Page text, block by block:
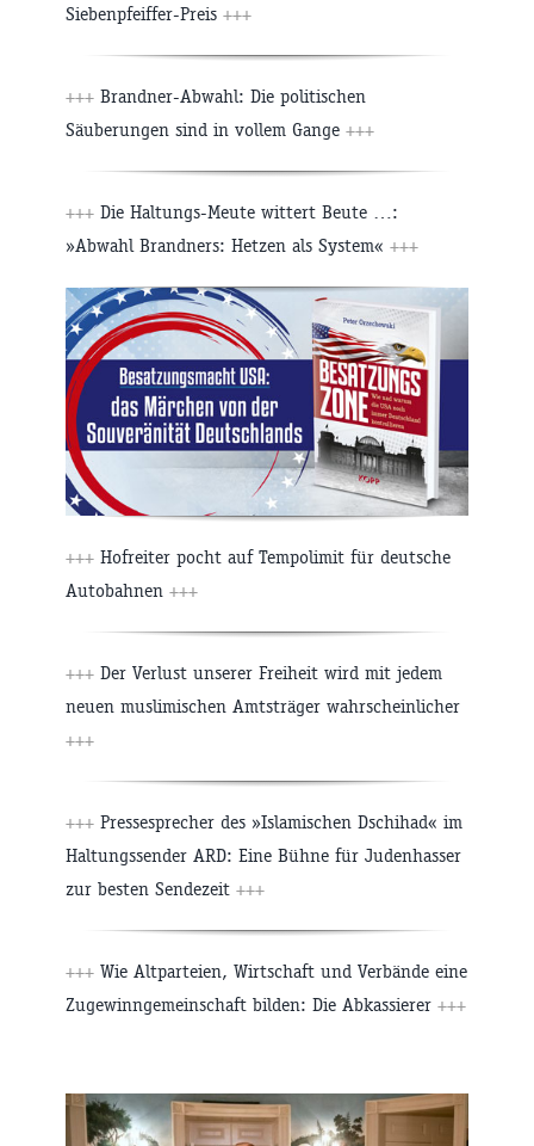
Siebenpfeiffer-Preis +++
+++ Brandner-Abwahl: Die politischen
Säuberungen sind in vollem Gange +++
+++ Die Haltungs-Meute wittert Beute …:
»Abwahl Brandners: Hetzen als System« +++
+++ Hofreiter pocht auf Tempolimit für deutsche
Autobahnen +++
+++ Der Verlust unserer Freiheit wird mit jedem
neuen muslimischen Amtsträger wahrscheinlicher
+++
+++ Pressesprecher des »Islamischen Dschihad« im
Haltungssender ARD: Eine Bühne für Judenhasser
zur besten Sendezeit +++
+++ Wie Altparteien, Wirtschaft und Verbände eine
Zugewinngemeinschaft bilden: Die Abkassierer +++